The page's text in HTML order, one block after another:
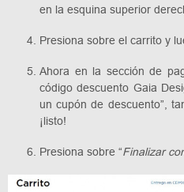
en la esquina superior
Presiona sobre el carrito y
Ahora en la sección de
código descuento Gaia
un cupón de descuento”,
¡listo!
Presiona sobre “Finalizar